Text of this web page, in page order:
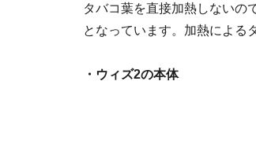
タバコ葉を直接加熱しないの
となっています。加熱による
・ウィズ2の本体